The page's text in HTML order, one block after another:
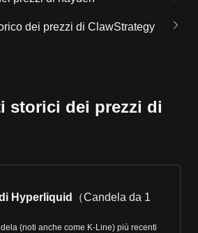
dei prezzi di ClawStrategy
storici dei prezzi di
Hyperliquid （Candela da 1
(noti anche come K-Line) più recenti